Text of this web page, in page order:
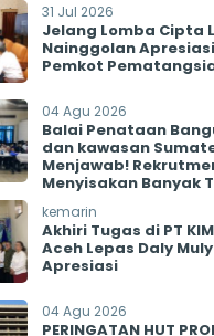
31 Jul 2026
Jelang Lomba Cipta
Nainggolan
Pemkot
04 Agu 2026
Balai Penataan
dan kawasan
Menjawab!
Menyisakan Banyak
kemarin
Akhiri Tugas di PT
Aceh Lepas Daly
Apresiasi
04 Agu 2026
PERINGATAN HUT